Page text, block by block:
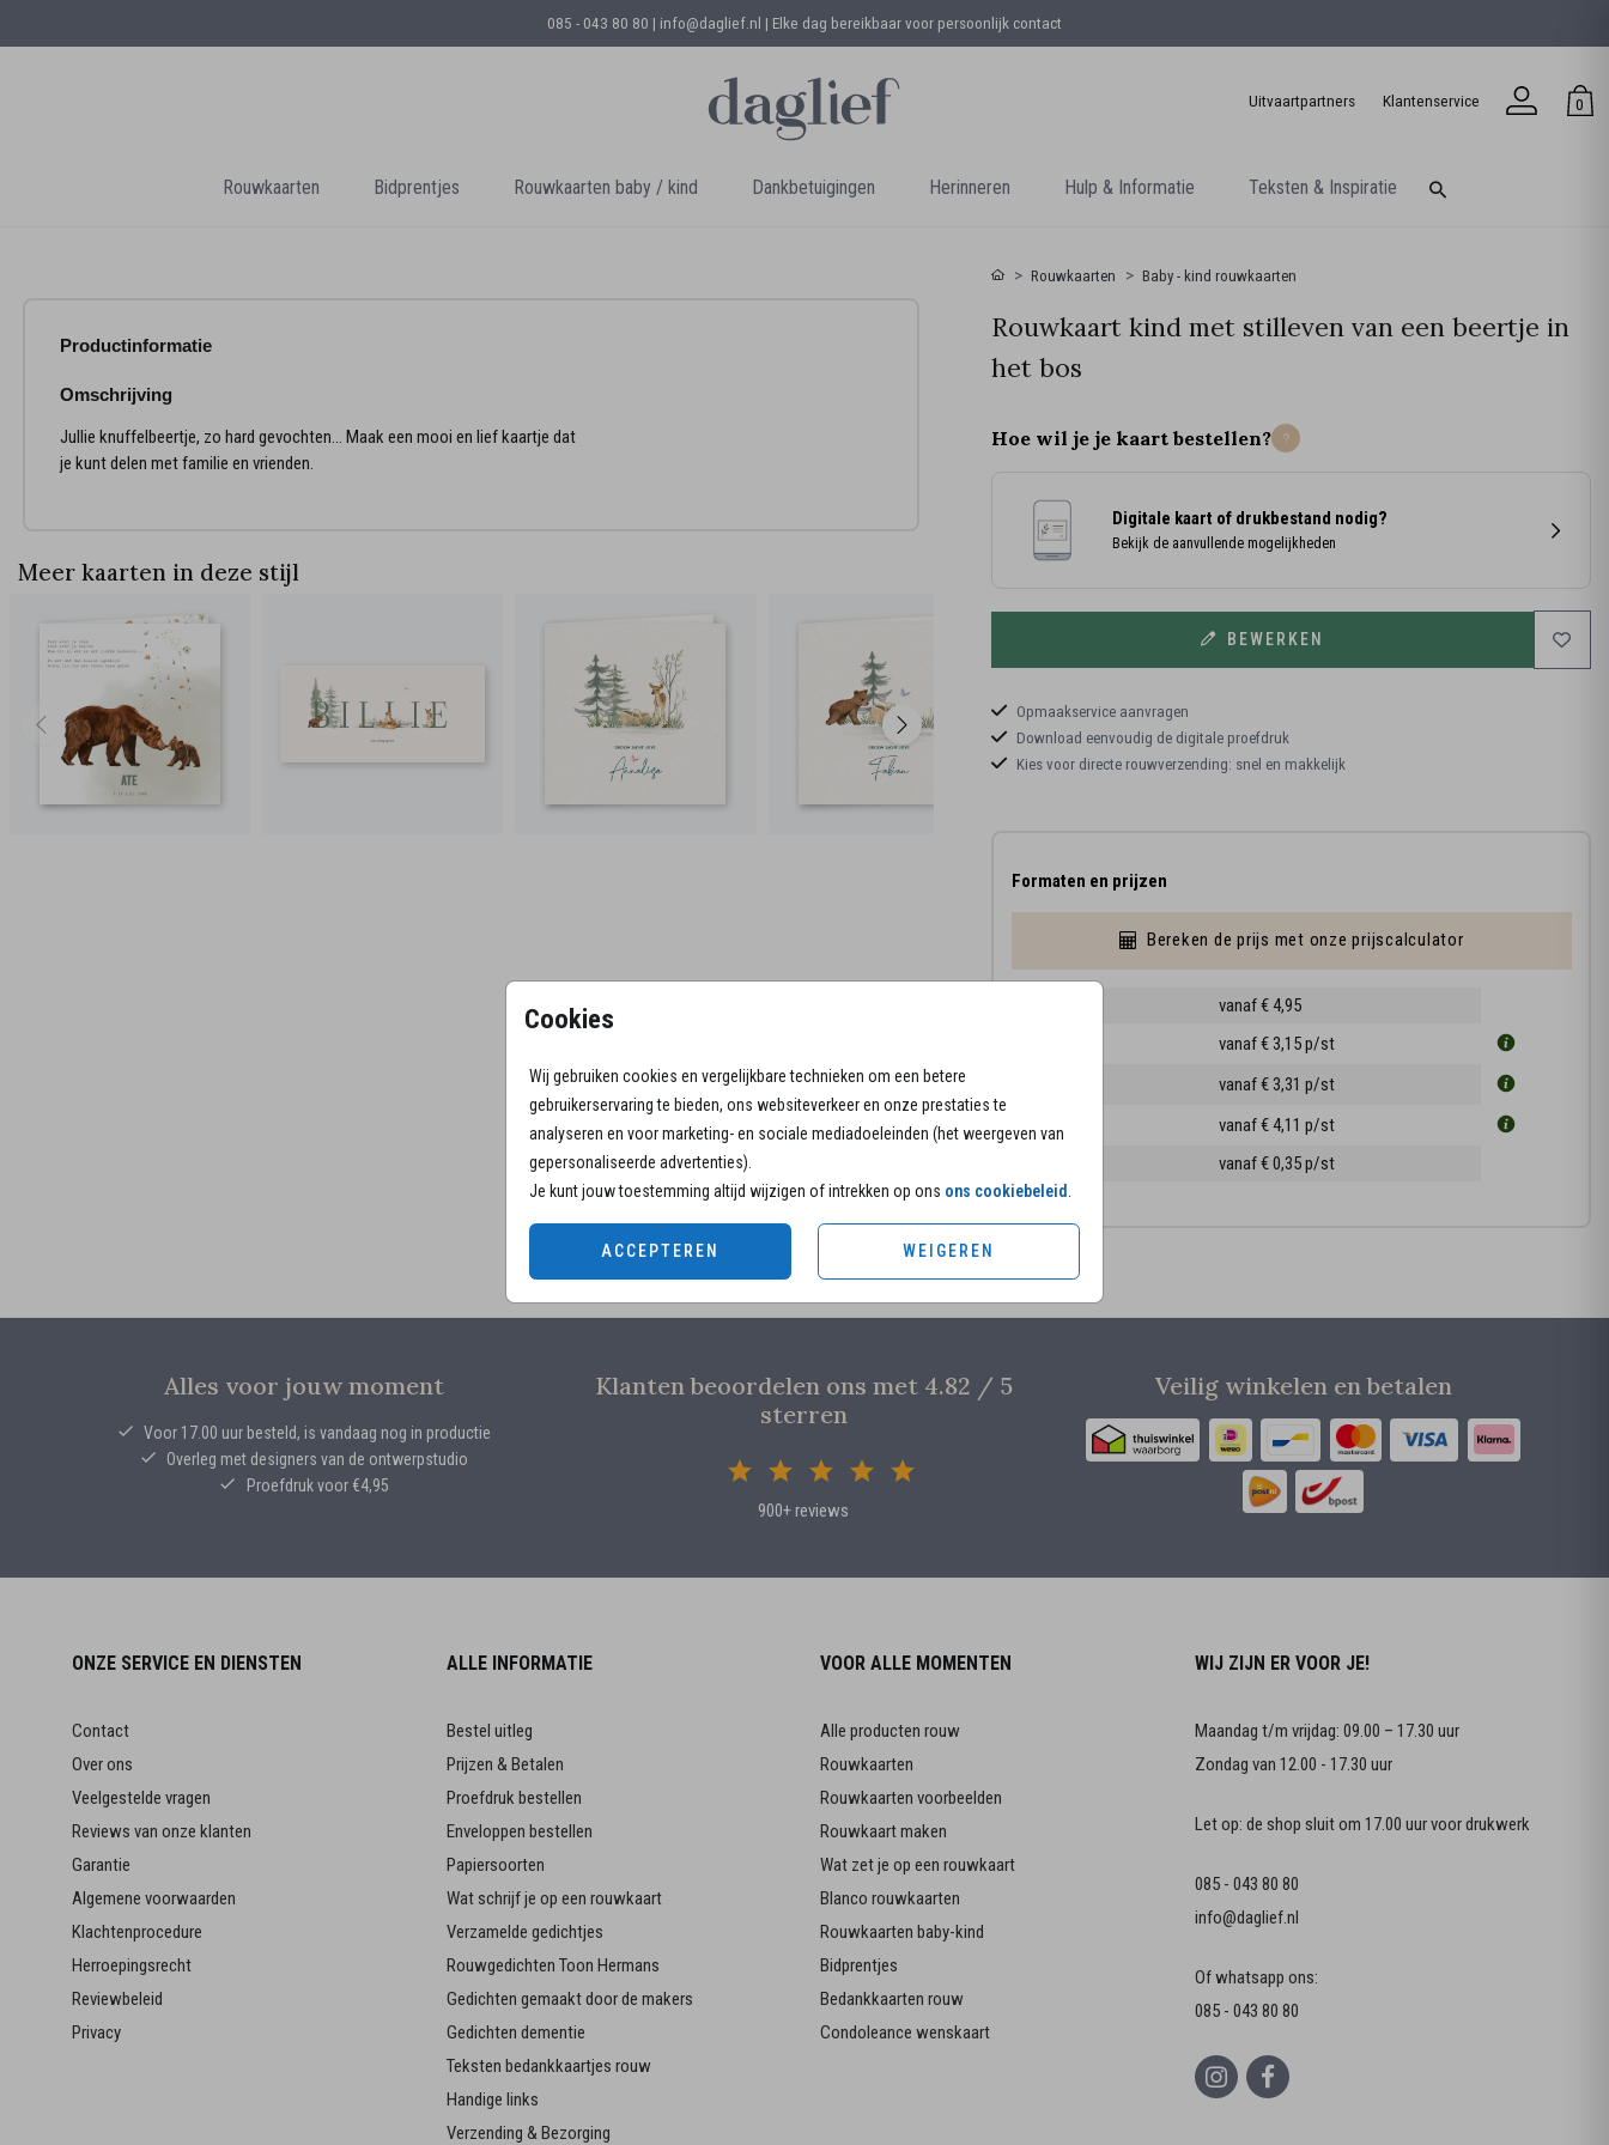
085 - 043 80 80 | info@daglief.nl | Elke dag bereikbaar voor persoonlijk contact
Uitvaartpartners Klantenservice 0
Rouwkaarten Bidprentjes Rouwkaarten baby / kind Dankbetuigingen Herinneren Hulp & Informatie Teksten & Inspiratie
Cookies
Wij gebruiken cookies en vergelijkbare technieken om een betere
gebruikerservaring te bieden, ons websiteverkeer en onze prestaties te
analyseren en voor marketing- en sociale mediadoeleinden (het weergeven van
gepersonaliseerde advertenties).
Je kunt jouw toestemming altijd wijzigen of intrekken op ons ons cookiebeleid
ACCEPTEREN WEIGEREN
Productinformatie
Omschrijving
Jullie knuffelbeertje, zo hard gevochten... Maak een mooi en lief kaartje dat
je kunt delen met familie en vrienden.
Meer kaarten in deze stijl
Rouwkaarten Baby - kind rouwkaarten
Rouwkaart kind met stilleven van een beertje in
het bos
Hoe wil je je kaart bestellen?
Digitale kaart of drukbestand nodig?
Bekijk de aanvullende mogelijkheden
BEWERKEN
Opmaakservice aanvragen
Download eenvoudig de digitale proefdruk
Kies voor directe rouwverzending: snel en makkelijk
Formaten en prijzen
Bereken de prijs met onze prijscalculator
vanaf € 4,95
vanaf € 3,15p/st
vanaf € 3,31 p/st
vanaf € 4,11 p/st
vanaf € 0,35p/st
Alles voor jouw moment
Voor 17.00 uur besteld, is vandaag nog in productie
Overleg met designers van de ontwerpstudio
Proefdruk voor €4,95
Klanten beoordelen ons met 4.82 / 5
sterren
900+ reviews
Veilig winkelen en betalen
ONZE SERVICE EN DIENSTEN
Contact
Over ons
Veelgestelde vragen
Reviews van onze klanten
Garantie
Algemene voorwaarden
Klachtenprocedure
Herroepingsrecht
Reviewbeleid
Privacy
ALLE INFORMATIE
Bestel uitleg
Prijzen & Betalen
Proefdruk bestellen
Enveloppen bestellen
Papiersoorten
Wat schrijf je op een rouwkaart
Verzamelde gedichtjes
Rouwgedichten Toon Hermans
Gedichten gemaakt door de makers
Gedichten dementie
Teksten bedankkaartjes rouw
Handige links
Verzending & Bezorging
VOOR ALLE MOMENTEN
Alle producten rouw
Rouwkaarten
Rouwkaarten voorbeelden
Rouwkaart maken
Wat zet je op een rouwkaart
Blanco rouwkaarten
Rouwkaarten baby-kind
Bidprentjes
Bedankkaarten rouw
Condoleance wenskaart
WIJ ZIJN ER VOOR JE!
Maandag t/m vrijdag: 09.00 – 17.30 uur
Zondag van 12.00 - 17.30 uur
Let op: de shop sluit om 17.00 uur voor drukwerk
085 - 043 80 80
info@daglief.nl
Of whatsapp ons:
085 - 043 80 80